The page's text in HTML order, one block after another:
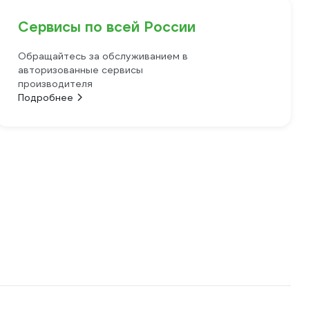
Сервисы по всей России
Обращайтесь за обслуживанием в
авторизованные сервисы
производителя
Подробнее